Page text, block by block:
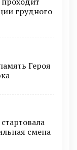
грудного
Героя
смена